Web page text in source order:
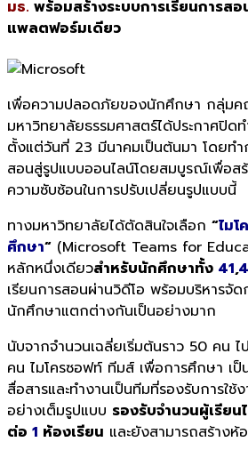
มธ. พร้อมสร้างระบบการเรียนการส
แพลตฟอร์มเดียว
เพื่อความปลอดภัยของนักศึกษา กลุ่มค
มหาวิทยาลัยธรรมศาสตร์ได้ประกาศปิดท
ตั้งแต่วันที่ 23 มีนาคมเป็นต้นมา โดยทำ
สอนสู่รูปแบบออนไลน์โดยสมบูรณ์เพื่อส
ความซับซ้อนในการปรับเปลี่ยนรูปแบบนี้
ทางมหาวิทยาลัยได้ตัดสินใจเลือก “ไม
ศึกษา“ (Microsoft Teams for
หลักหนึ่งเดียวสำหรับนักศึกษาทั้ง 41,
เรียนการสอนผ่านวิดีโอ พร้อมบริหารจัด
นักศึกษาแตกต่างกันเป็นอย่างมาก
นับจากจำนวนเฉลี่ยเริ่มต้นราว 50 คน
คน ไมโครซอฟท์ ทีมส์ เพื่อการศึกษา เป็
สื่อสารและทำงานเป็นทีมที่รองรับการใช้
อย่างเต็มรูปแบบ รองรับจำนวนผู้เรีย
ต่อ 1 ห้องเรียน และยังสามารถสร้างห้